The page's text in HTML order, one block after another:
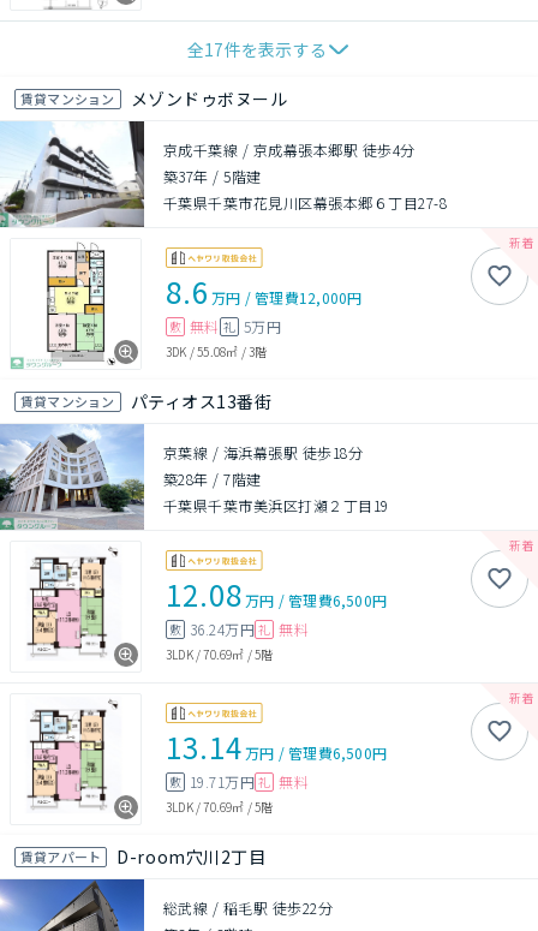
全17件を表示する
賃貸マンション メゾンドゥボヌール
京成千葉線 / 京成幕張本郷駅 徒歩4分
築37年 /5階建
千葉県千葉市花見川区幕張本郷６丁目27-8
8.6 万円 /管理費12,000円
敷 無料 礼 5万円
3DK /55.08㎡ /3階
賃貸マンション パティオス13番街
京葉線 / 海浜幕張駅 徒歩18分
築28年 /7階建
千葉県千葉市美浜区打瀬２丁目19
12.08万円 /管理費6,500円
敷 36.24万円 礼 無料
3LDK/70.69㎡ /5階
13.14万円 /管理費6,500円
敷 19.71万円 礼 無料
3LDK/70.69㎡ /5階
賃貸アパート D-room穴川2丁目
総武線 / 稲毛駅 徒歩22分